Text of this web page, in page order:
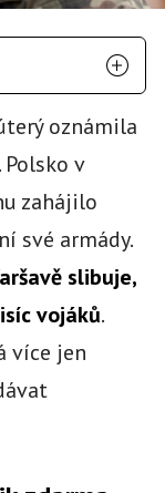
oznámila
. Polsko v
zahájilo
své armády.
slibuje,
vojáků.
více jen